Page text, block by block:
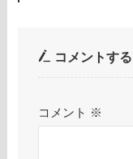
コメントする
コメント ※